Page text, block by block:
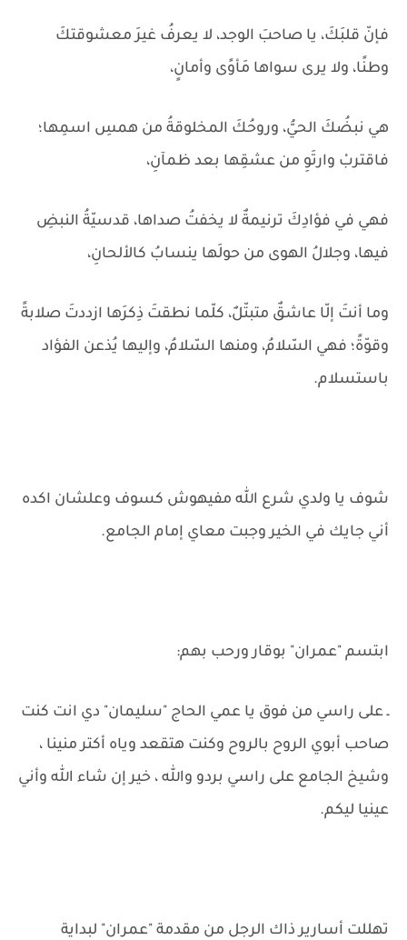
فإنّ قلبَكَ، يا صاحبَ الوجد، لا يعرفُ غيرَ معشوقتكَ
وطنًا، ولا يرى سواها مَأوًى وأمانٍ،
هي نبضُكَ الحيُّ، وروحُكَ المخلوقةُ من همسِ اسمِها؛
فاقتربْ وارتَوِ من عشقِها بعد ظمآنِ،
فهي في فؤادِكَ ترنيمةٌ لا يخفتُ صداها، قدسيّةُ النبضِ
فيها، وجلالُ الهوى من حولَها ينسابُ كالألحانِ،
وما أنتَ إلّا عاشقٌ متبتّلٌ، كلّما نطقتَ ذِكرَها ازددتَ صلابةً
وقوّةً؛ فهي السّلامُ، ومنها السّلامُ، وإليها يُذعن الفؤاد
باستسلام.
شوف يا ولدي شرع الله مفيهوش كسوف وعلشان اكده
أني جايك في الخير وجبت معاي إمام الجامع.
ابتسم "عمران" بوقار ورحب بهم:
ـ على راسي من فوق يا عمي الحاج "سليمان" دي انت كنت
صاحب أبوي الروح بالروح وكنت هتقعد وياه أكتر منينا ،
وشيخ الجامع على راسي بردو والله ، خير إن شاء الله وأني
عينيا ليكم.
تهللت أسارير ذاك الرجل من مقدمة "عمران" لبداية